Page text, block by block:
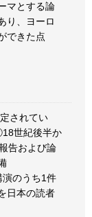
マとする論
り、ヨーロ
できた点
されてい
世紀後半か
告および論
のうち1件
日本の読者